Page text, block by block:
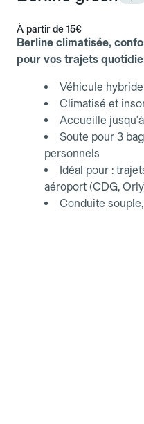
À partir de 15€
Berline climatisée,
pour vos trajets
Véhicule
Climatisé et
Accueille
Soute pour 3
personnels
Idéal pour :
aéroport (CDG,
Conduite